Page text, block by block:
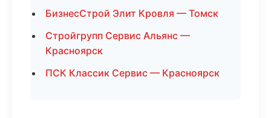
БизнесСтрой Элит Кровля — Томск
Стройгрупп Сервис Альянс —
Красноярск
ПСК Классик Сервис — Красноярск